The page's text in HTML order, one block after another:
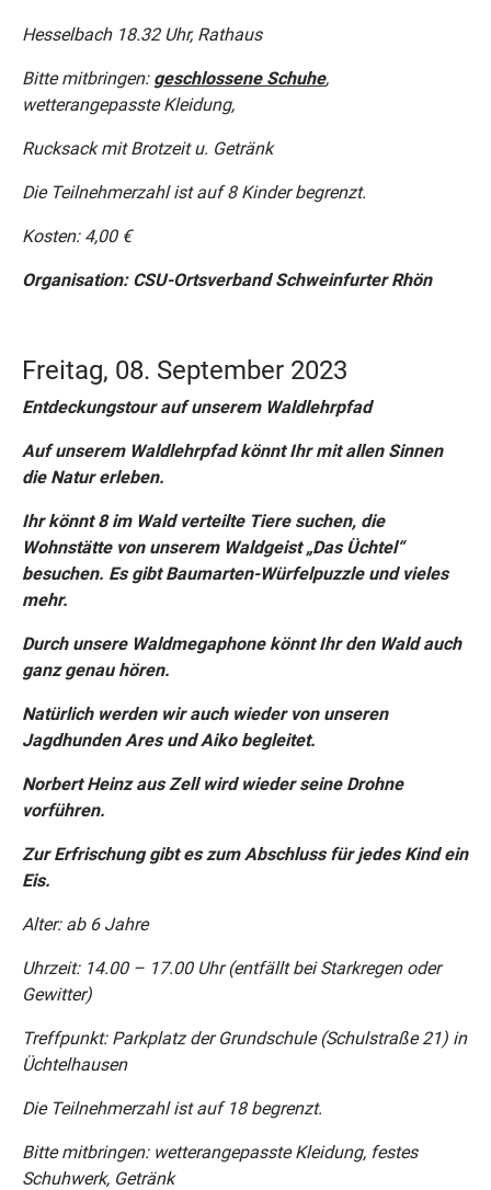
Hesselbach 18.32 Uhr, Rathaus
Bitte mitbringen: geschlossene Schuhe,
wetterangepasste Kleidung,
Rucksack mit Brotzeit u. Getränk
Die Teilnehmerzahl ist auf 8 Kinder begrenzt.
Kosten: 4,00 €
Organisation: CSU-Ortsverband Schweinfurter Rhön
Freitag, 08. September 2023
Entdeckungstour auf unserem Waldlehrpfad
Auf unserem Waldlehrpfad könnt Ihr mit allen Sinnen
die Natur erleben.
Ihr könnt 8 im Wald verteilte Tiere suchen, die
Wohnstätte von unserem Waldgeist „Das Üchtel“
besuchen. Es gibt Baumarten-Würfelpuzzle und vieles
mehr.
Durch unsere Waldmegaphone könnt Ihr den Wald auch
ganz genau hören.
Natürlich werden wir auch wieder von unseren
Jagdhunden Ares und Aiko begleitet.
Norbert Heinz aus Zell wird wieder seine Drohne
vorführen.
Zur Erfrischung gibt es zum Abschluss für jedes Kind ein
Eis.
Alter: ab 6 Jahre
Uhrzeit: 14.00 – 17.00 Uhr (entfällt bei Starkregen oder
Gewitter)
Treffpunkt: Parkplatz der Grundschule (Schulstraße 21) in
Üchtelhausen
Die Teilnehmerzahl ist auf 18 begrenzt.
Bitte mitbringen: wetterangepasste Kleidung, festes
Schuhwerk, Getränk